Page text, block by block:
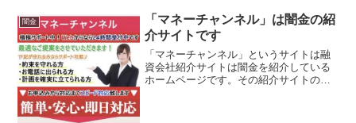
闇金
「マネーチャンネル」は闇金の紹
介サイトです
「マネーチャンネル」というサイトは融
資会社紹介サイトは闇金を紹介している
ホームページです。その紹介サイトの内